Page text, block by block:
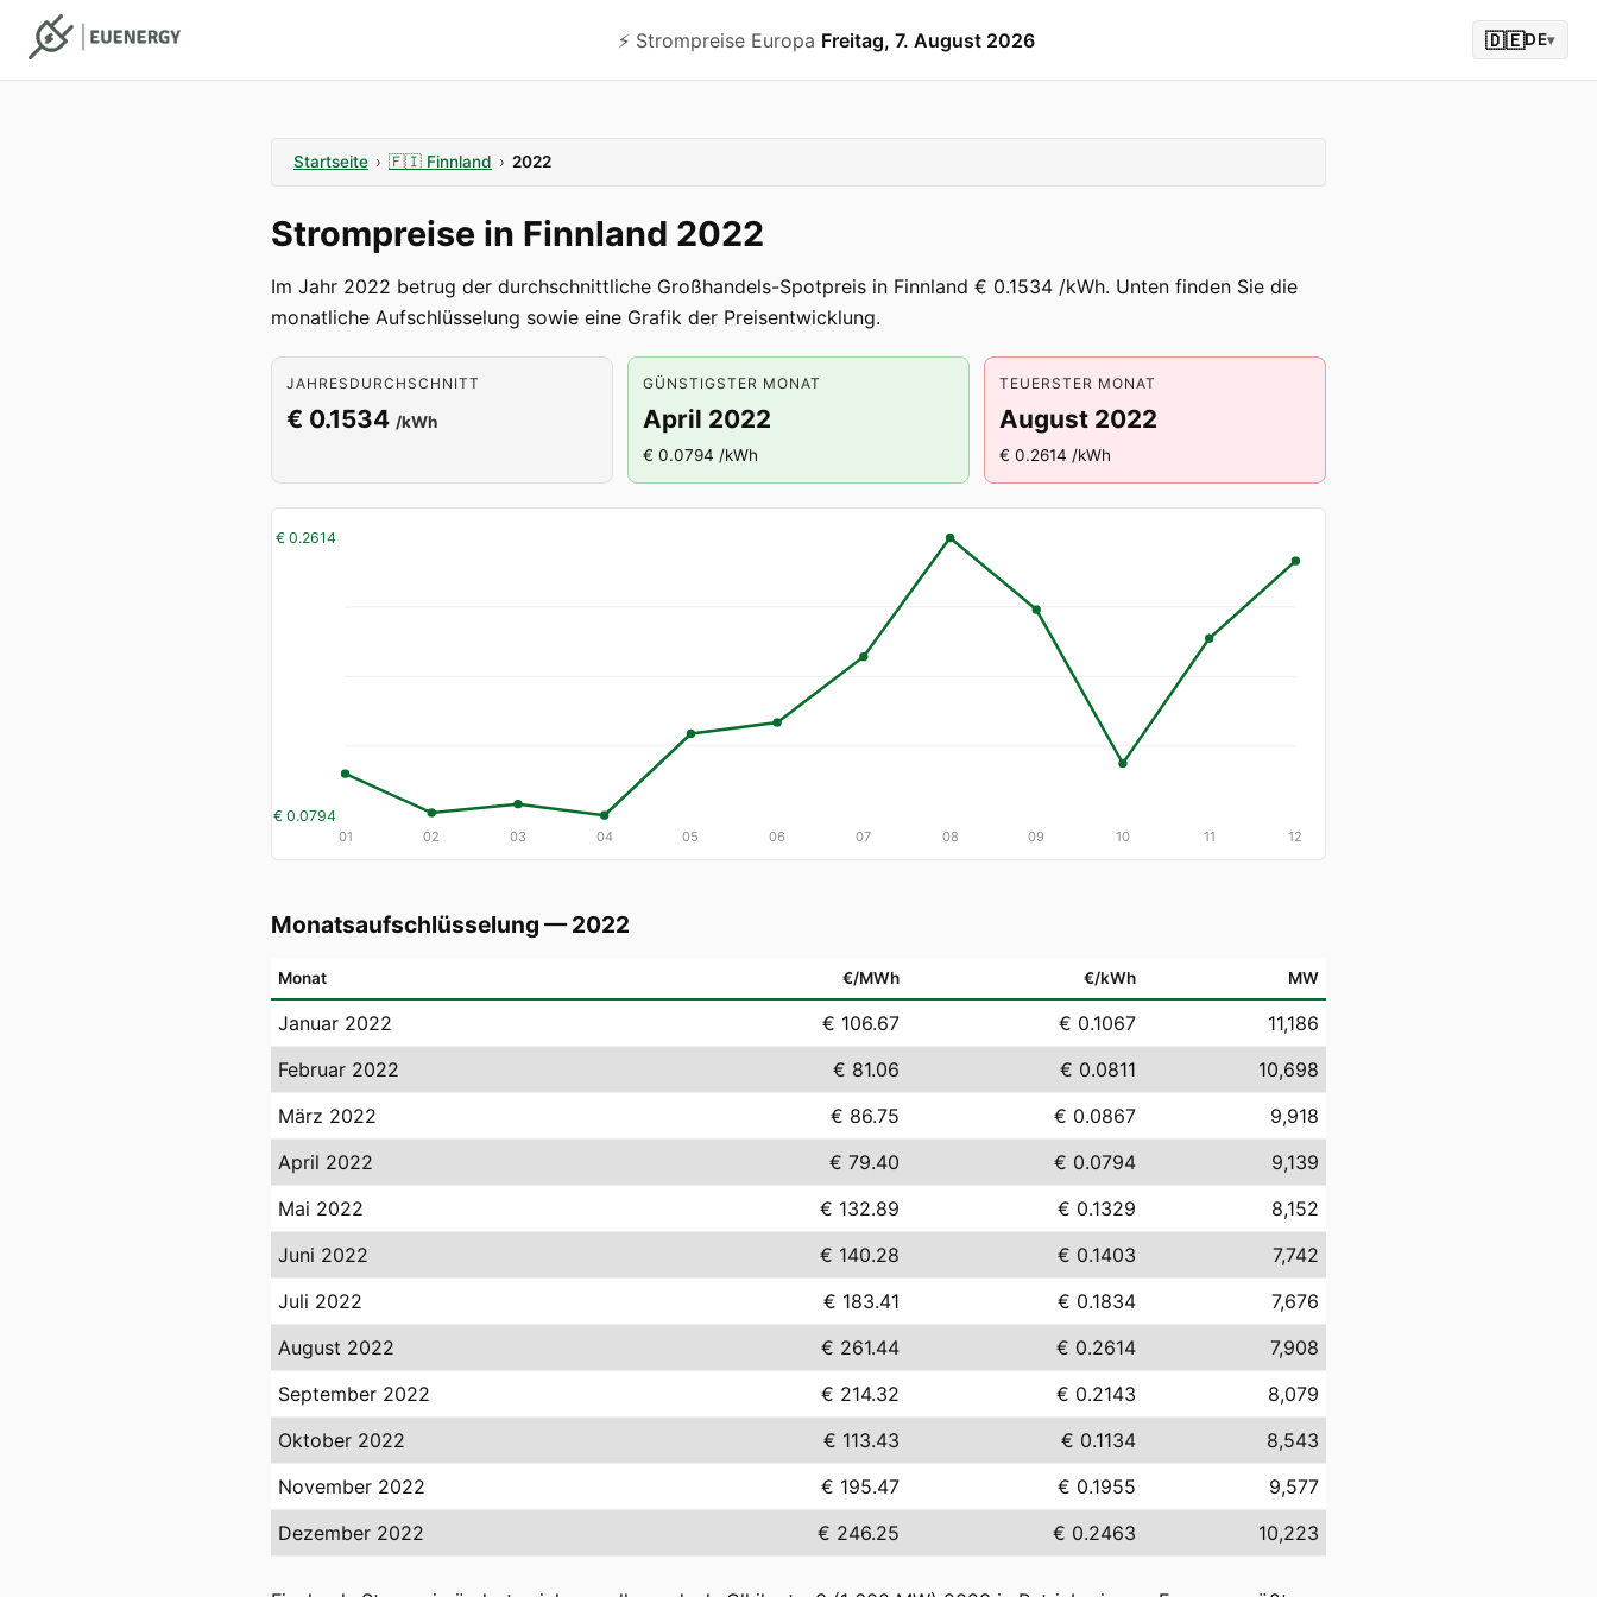
⚡️ Strompreise Europa Freitag, 7. August 2026 🇩🇪DE▾
Startseite › 🇫🇮 Finnland › 2022
Strompreise in Finnland 2022
Im Jahr 2022 betrug der durchschnittliche Großhandels-Spotpreis in Finnland € 0.1534 /kWh. Unten finden Sie die
monatliche Aufschlüsselung sowie eine Grafik der Preisentwicklung.
JAHRESDURCHSCHNITT
€ 0.1534 /kWh
GÜNSTIGSTER MONAT
April 2022
€ 0.0794 /kWh
TEUERSTER MONAT
August 2022
€ 0.2614 /kWh
€ 0.2614
€ 0.0794
01 02 03 04 05 06 07 08 09 10 11 12
Monatsaufschlüsselung — 2022
Monat €/MWh €/kWh MW
Januar 2022 € 106.67 € 0.1067
11,186
Februar 2022
€ 81.06 € 0.0811
10,698
März 2022
€ 86.75 € 0.0867
9,918
April 2022
€ 79.40 € 0.0794
9,139
Mai 2022
€ 132.89 € 0.1329
8,152
Juni 2022
€ 140.28 € 0.1403
7,742
Juli 2022
€ 183.41 € 0.1834
7,676
August 2022
€ 261.44 € 0.2614
7,908
September 2022
€ 214.32 € 0.2143
8,079
Oktober 2022
€ 113.43 € 0.1134
8,543
November 2022
€ 195.47 € 0.1955
9,577
Dezember 2022
€ 246.25 € 0.2463 10,223